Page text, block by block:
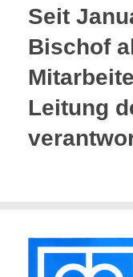
Seit
Bischof
Leitung